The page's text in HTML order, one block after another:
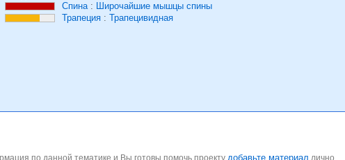
Спина: Широчайшие мышцы спины
Трапеция : Трапецивидная
по данной тематике и Вы готовы помочь проекту добавьте материал лично